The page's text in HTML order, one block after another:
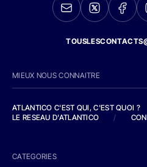
MIEUX NOUS CONNAITRE
ATLANTICO C'EST QUI, C'EST QUOI ?
LE RESEAU D'ATLANTICO
/
CATEGORIES